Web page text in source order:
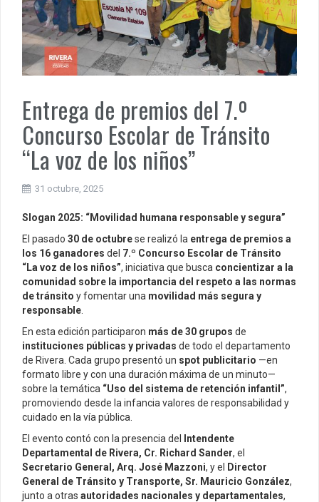
Entrega de premios del 7.º
Concurso Escolar de Tránsito
“La voz de los niños”
31 octubre, 2025
Slogan 2025: “Movilidad humana responsable y segura”
El pasado 30 de octubrese realizó la entrega de premios a
los 16 ganadores del 7.º Concurso Escolar de Tránsito
“La voz de los niños”, iniciativa que busca concientizar a la
comunidad sobre la importancia del respeto a las normas
de tránsito y fomentar una movilidad más segura y
responsable
En esta edición participaron más de 30 grupos de
instituciones públicas y privadas de todo el departamento
de Rivera. Cada grupo presentó un spot publicitario —en
formato libre y con una duración máxima de un minuto—
sobre la temática “Uso del sistema de retención infantil”,
promoviendo desde la infancia valores de responsabilidad y
cuidado en la vía pública.
El evento contó con la presencia del
Intendente
Departamental de Rivera, Cr. Richard Sander, el
Secretario General, Arq. José Mazzoni, y el
Director
General de Tránsito y Transporte, Sr. Mauricio González,
junto a otras autoridades nacionales y departamentales,